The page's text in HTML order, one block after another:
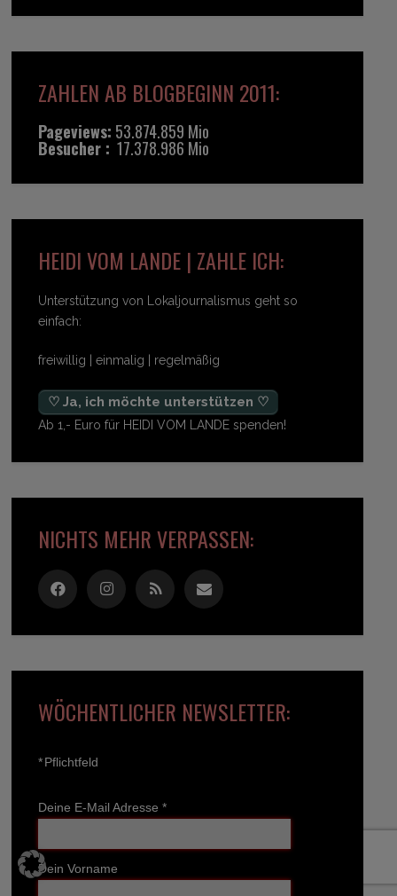
ZAHLEN AB BLOGBEGINN 2011:
Pageviews: 53.874.859 Mio
Besucher : 17.378.986 Mio
HEIDI VOM LANDE | ZAHLE ICH:
Unterstützung von Lokaljournalismus geht so
einfach:
freiwillig | einmalig | regelmäßig
♡ Ja, ich möchte unterstützen ♡
Ab 1,- Euro für HEIDI VOM LANDE spenden!
NICHTS MEHR VERPASSEN:
WÖCHENTLICHER NEWSLETTER:
*Pflichtfeld
Deine E-Mail Adresse *
Dein Vorname